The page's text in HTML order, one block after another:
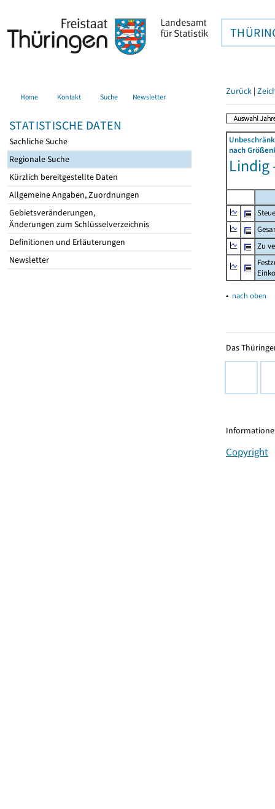
Home Kontakt Suche Newsletter
STATISTISCHE DATEN
Sachliche Suche
Regionale Suche
Kürzlich bereitgestellte Daten
Allgemeine Angaben, Zuordnungen
Gebietsveränderungen,
Änderungen zum Schlüsselverzeichnis
Definitionen und Erläuterungen
Newsletter
Zurück |
nach
Lindig
Zu
▴ nach oben
Das
Copyright